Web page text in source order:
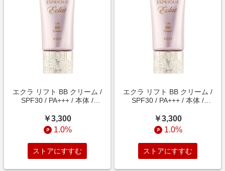
エクラ リフト BB クリーム /
SPF30 / PA+++ / 本体 /
/ 無香料
￥3,300
1.0%
ストアにすすむ
エクラ リフト BB クリーム /
SPF30 / PA+++ / 本体 /
料
￥3,300
1.0%
ストアにすすむ